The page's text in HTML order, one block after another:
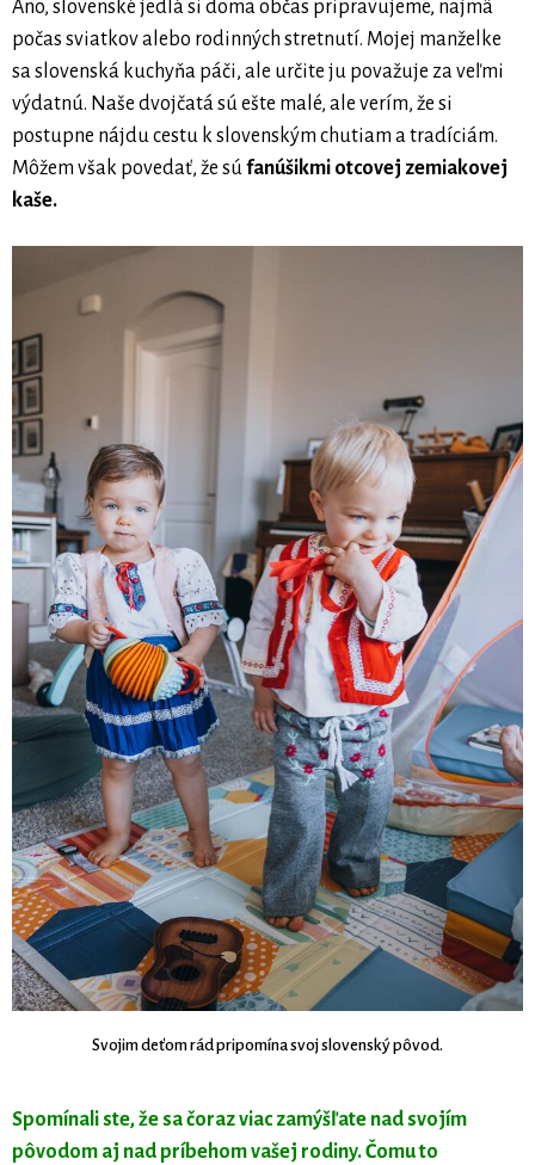
Áno, slovenské jedlá si doma občas pripravujeme, najmä
počas sviatkov alebo rodinných stretnutí. Mojej manželke
sa slovenská kuchyňa páči, ale určite ju považuje za veľmi
výdatnú. Naše dvojčatá sú ešte malé, ale verím, že si
postupne nájdu cestu k slovenským chutiam a tradíciám.
Môžem však povedať, že súfanúšikmi otcovej zemiakovej
kaše.
Svojim deťom rád pripomína svoj slovenský pôvod.
Spomínali ste, že sa čoraz viac zamýšľate nad svojím
pôvodom aj nad príbehom vašej rodiny. Čomu to